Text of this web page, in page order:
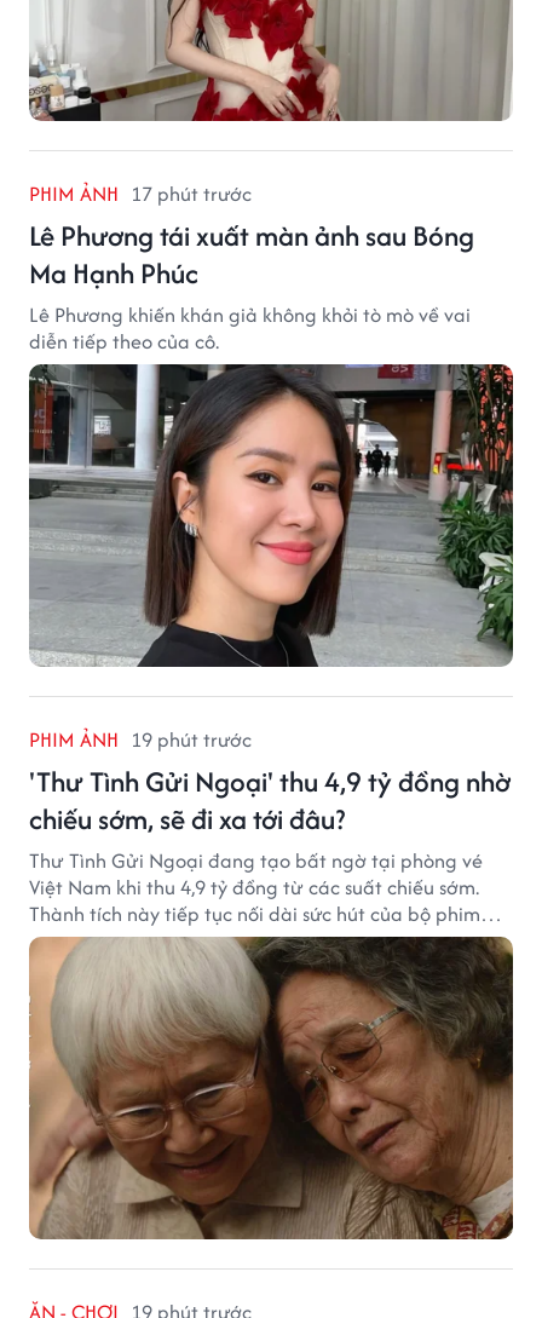
PHIM ẢNH 17 phút trước
Lê Phương tái xuất màn ảnh sau Bóng
Ma Hạnh Phúc
Lê Phương khiến khán giả không khỏi tò mò về vai
diễn tiếp theo của cô.
PHIM ẢNH 19 phút trước
'Thư Tình Gửi Ngoại' thu 4,9 tỷ đồng nhờ
chiếu sớm, sẽ đi xa tới đâu?
Thư Tình Gửi Ngoại đang tạo bất ngờ tại phòng vé
Việt Nam khi thu 4,9 tỷ đồng từ các suất chiếu sớm.
Thành tích này tiếp tục nối dài sức hút của bộ phim
từng gây sốt với doanh thu hơn 7.300 tỷ đồng ở nước
ngoài.
ĂN - CHƠI 19 phút trước